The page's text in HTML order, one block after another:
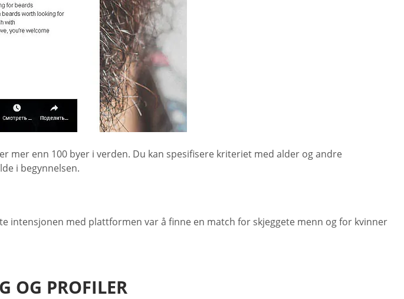
enn 100 byer i verden. Du kan spesifisere kriteriet med alder og andre
i begynnelsen.
intensjonen med plattformen var å finne en match for skjeggete menn og for kvinner
OG PROFILER